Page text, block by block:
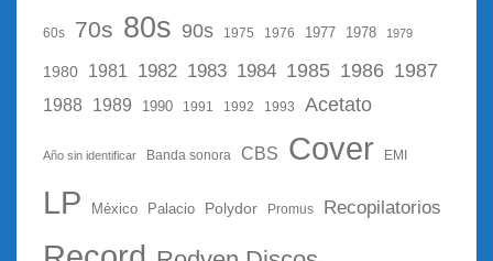
60s 70s 80s 90s 1975 1976 1977 1978 1979
1980 1981 1982 1983 1984 1985 1986 1987
1988 1989 1990 1991 1992 1993 Acetato
Año sin identificar Banda sonora CBS Cover EMI
LP México Palacio Polydor Promus Recopilatorios